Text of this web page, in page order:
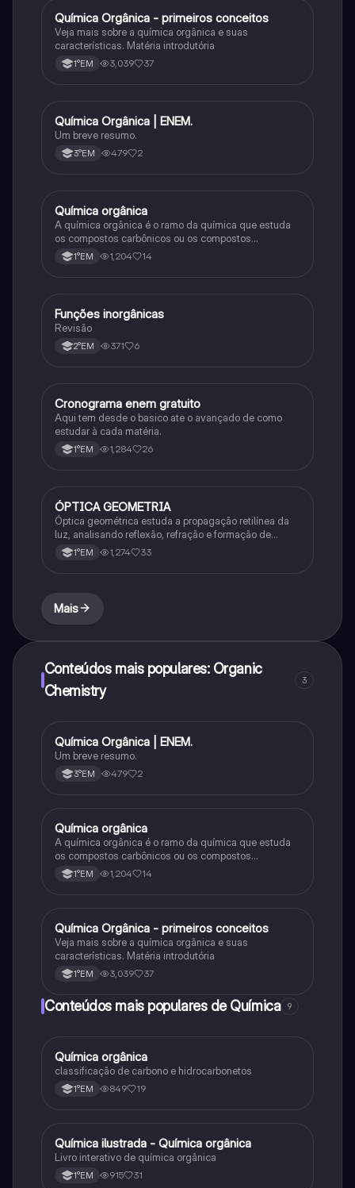
Química
Química Orgânica - primeiros conceitos
Veja mais sobre a química orgânica e suas
características. Matéria introdutória
1°EM 3,039 37
Química
Química Orgânica | ENEM.
Um breve resumo.
3°EM 479 2
Química
Química orgânica
A química orgânica é o ramo da química que estuda
os compostos carbônicos ou os compostos
orgânicos, que são aqueles formados por átomos de
carbono.
1°EM 1,204 14
Química
Funções inorgânicas
Revisão
2°EM 371 6
Português
Cronograma enem gratuito
Aqui tem desde o basico ate o avançado de como
estudar à cada matéria.
1°EM 1,284 26
Química
ÓPTICA GEOMETRIA
Óptica geométrica estuda a propagação retilínea da
luz, analisando reflexão, refração e formação de
imagens em espelhos e lentes. Usa princípios como
os de Snell-Descartes e Fermat.
1°EM 1,274 33
Mais
Conteúdos mais populares: Organic
Chemistry
3
Química
Química Orgânica | ENEM.
Um breve resumo.
3°EM 479 2
Química
Química orgânica
A química orgânica é o ramo da química que estuda
os compostos carbônicos ou os compostos
orgânicos, que são aqueles formados por átomos de
carbono.
1°EM 1,204 14
Química
Química Orgânica - primeiros conceitos
Veja mais sobre a química orgânica e suas
características. Matéria introdutória
1°EM 3,039 37
Conteúdos mais populares de Química 9
Química
Química orgânica
classificação de carbono e hidrocarbonetos
1°EM 849 19
Química
Química ilustrada - Química orgânica
Livro interativo de química orgânica
1°EM 915 31